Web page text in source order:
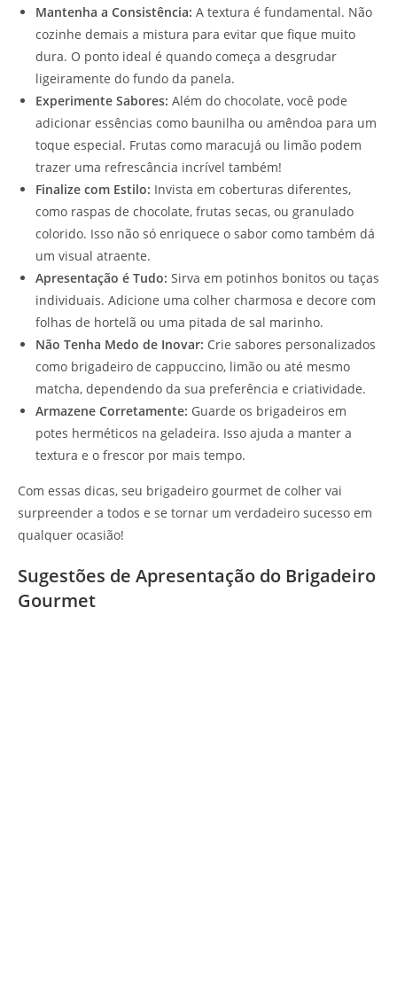
Mantenha a Consistência: A textura é fundamental. Não
cozinhe demais a mistura para evitar que fique muito
dura. O ponto ideal é quando começa a desgrudar
ligeiramente do fundo da panela.
Experimente Sabores: Além do chocolate, você pode
adicionar essências como baunilha ou amêndoa para um
toque especial. Frutas como maracujá ou limão podem
trazer uma refrescância incrível também!
Finalize com Estilo: Invista em coberturas diferentes,
como raspas de chocolate, frutas secas, ou granulado
colorido. Isso não só enriquece o sabor como também dá
um visual atraente.
Apresentação é Tudo: Sirva em potinhos bonitos ou taças
individuais. Adicione uma colher charmosa e decore com
folhas de hortelã ou uma pitada de sal marinho.
Não Tenha Medo de Inovar: Crie sabores personalizados
como brigadeiro de cappuccino, limão ou até mesmo
matcha, dependendo da sua preferência e criatividade.
Armazene Corretamente: Guarde os brigadeiros em
potes herméticos na geladeira. Isso ajuda a manter a
textura e o frescor por mais tempo.
Com essas dicas, seu brigadeiro gourmet de colher vai
surpreender a todos e se tornar um verdadeiro sucesso em
qualquer ocasião!
Sugestões de Apresentação do Brigadeiro
Gourmet